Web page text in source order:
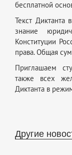
бесплатной
Текст Диктанта
знание
Конституции
права. Общая
Приглашаем
также всех
Диктанта в
Другие